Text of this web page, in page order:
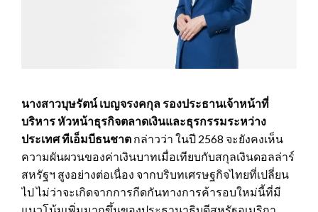
นางสาวบุษรัตน์ เบญจรงคกุล รองประธานเจ้าหน้าที่
บริหาร หัวหน้าธุรกิจตลาดเงินและธุรกรรมระหว่าง
ประเทศ ทีเอ็มบีธนชาต กล่าวว่า ในปี 2568 จะยังคงเห็น
ความผันผวนของค่าเงินบาทเมื่อเทียบกับสกุลเงินดอลล่าร์
สหรัฐฯ สูงอย่างต่อเนื่อง จากบริบทเศรษฐกิจไทยที่เปลี่ยน
ไป ไม่ว่าจะเกิดจากการกีดกันทางการค้ารอบใหม่นี้ที่มี
แนวโน้มเพิ่มมากขึ้นของประธานาธิบดีสหรัฐอเมริกา